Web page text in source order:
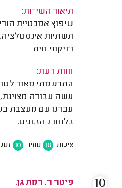
תיאור השירות:
שיפוץ אמבטיית
תשתיות אינסטלציה,
ותיקוני טיח.
חוות דעת:
התרשמתי מאוד
עשה עבודה מצוינת,
עבדנו עם מעצבת
בלוחות הזמנים.
איכות 10 מחיר 10
פיטר ר. רמת גן.
10